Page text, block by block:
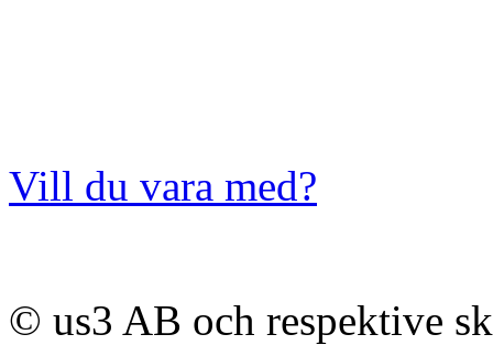
Vill du vara med?
© us3 AB och respektive